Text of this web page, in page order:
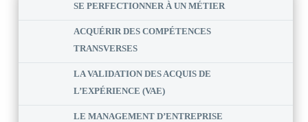
SE PERFECTIONNER À UN MÉTIER
ACQUÉRIR DES COMPÉTENCES
TRANSVERSES
LA VALIDATION DES ACQUIS DE
L’EXPÉRIENCE (VAE)
LE MANAGEMENT D’ENTREPRISE